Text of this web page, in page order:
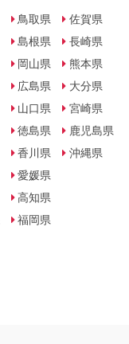
鳥取県
島根県
岡山県
広島県
山口県
徳島県
香川県
愛媛県
高知県
福岡県
佐賀県
長崎県
熊本県
大分県
宮崎県
鹿児島県
沖縄県